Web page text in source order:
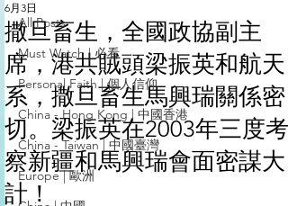
All Posts
Must Watch | 必看
Personal Faith | 個人信仰
China - Hong Kong | 中國香港
China - Taiwan | 中國臺灣
Europe | 歐洲
撒旦畜生，全國政協副主
席，港共賊頭梁振英和航天
系，撒旦畜生馬興瑞關係密
切。梁振英在2003年三度考
察新疆和馬興瑞會面密謀大
計！
6月3日